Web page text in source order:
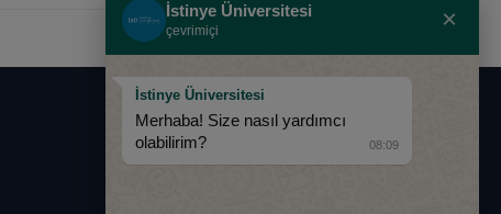
0850 283 60 00
İstinye Üniversitesi
çevrimiçi ×
İstinye Üniversitesi
Merhaba! Size nasıl yardımcı
olabilirim?
08:09